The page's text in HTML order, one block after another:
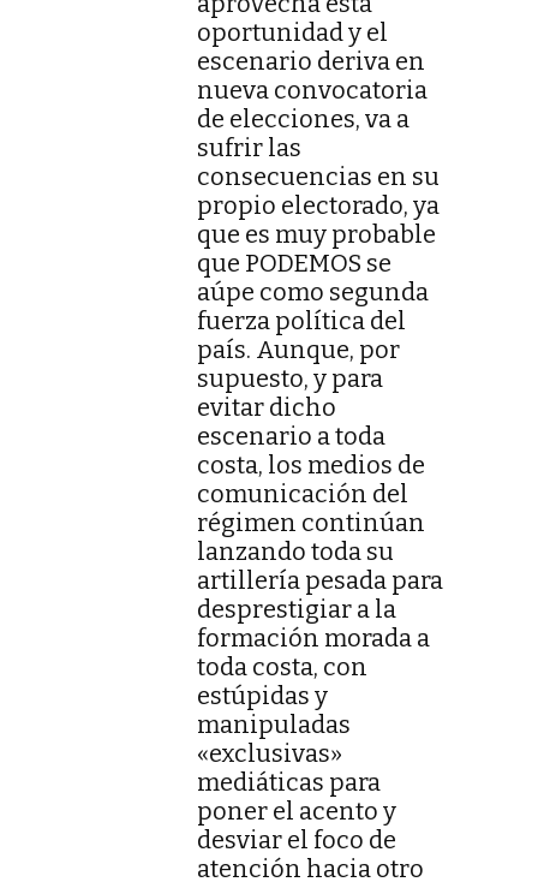
oportunidad y el
escenario deriva en
nueva convocatoria
de elecciones, va a
sufrir las
consecuencias en su
propio electorado, ya
que es muy probable
que PODEMOS se
aúpe como segunda
fuerza política del
país. Aunque, por
supuesto, y para
evitar dicho
escenario a toda
costa, los medios de
comunicación del
régimen continúan
lanzando toda su
artillería pesada para
desprestigiar a la
formación morada a
toda costa, con
estúpidas y
manipuladas
«exclusivas»
mediáticas para
poner el acento y
desviar el foco de
atención hacia otro